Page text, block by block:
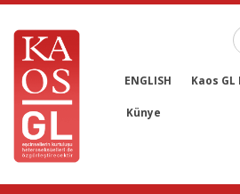
ENGLISH Kaos
Künye